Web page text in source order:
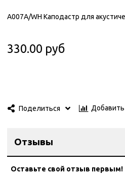
A007A/WH Каподастр для
330.00 руб
Поделиться Добавить
Отзывы
Оставьте свой отзыв первым!